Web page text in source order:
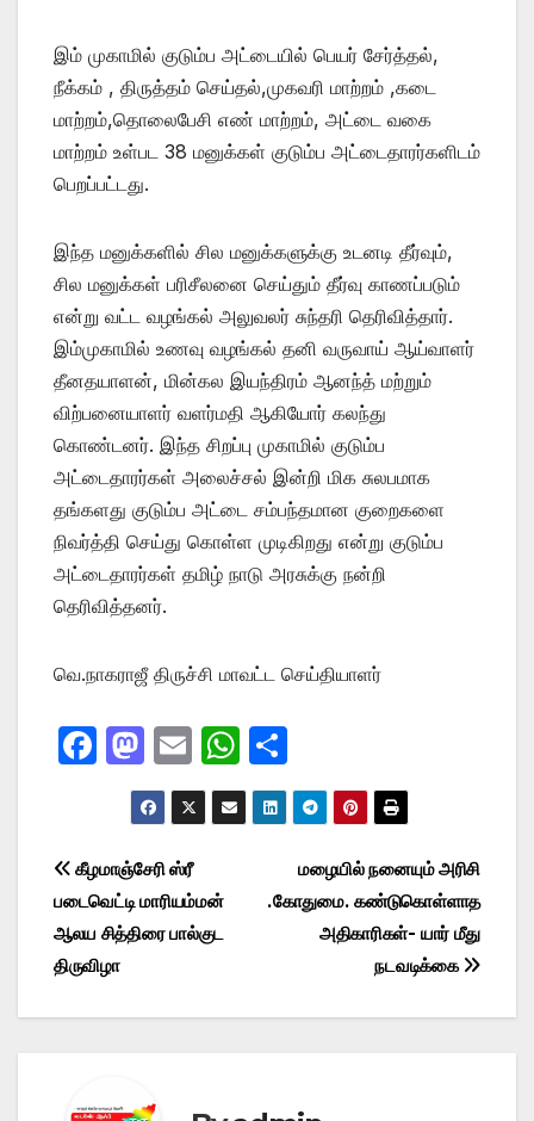
இம் முகாமில் குடும்ப அட்டையில் பெயர் சேர்த்தல்,
நீக்கம் , திருத்தம் செய்தல்,முகவரி மாற்றம் ,கடை
மாற்றம்,தொலைபேசி எண் மாற்றம், அட்டை வகை
மாற்றம் உள்பட 38 மனுக்கள் குடும்ப அட்டைதாரர்களிடம்
பெறப்பட்டது.
இந்த மனுக்களில் சில மனுக்களுக்கு உடனடி தீர்வும்,
சில மனுக்கள் பரிசீலனை செய்தும் தீர்வு காணப்படும்
என்று வட்ட வழங்கல் அலுவலர் சுந்தரி தெரிவித்தார்.
இம்முகாமில் உணவு வழங்கல் தனி வருவாய் ஆய்வாளர்
தீனதயாளன், மின்கல இயந்திரம் ஆனந்த் மற்றும்
விற்பனையாளர் வளர்மதி ஆகியோர் கலந்து
கொண்டனர். இந்த சிறப்பு முகாமில் குடும்ப
அட்டைதாரர்கள் அலைச்சல் இன்றி மிக சுலபமாக
தங்களது குடும்ப அட்டை சம்பந்தமான குறைகளை
நிவர்த்தி செய்து கொள்ள முடிகிறது என்று குடும்ப
அட்டைதாரர்கள் தமிழ் நாடு அரசுக்கு நன்றி
தெரிவித்தனர்.
வெ.நாகராஜீ திருச்சி மாவட்ட செய்தியாளர்
F
e
b
o
o
k
M
a
st
o
d
o
E
m
ail
W
h
at
h
ar
e
Post
navigation
மழையில் நனையும் அரிசி
.கோதுமை. கண்டுகொள்ளாத
அதிகாரிகள்- யார் மீது
நடவடிக்கை
கீழமாஞ்சேரி ஸ்ரீ
படைவெட்டி மாரியம்மன்
ஆலய சித்திரை பால்குட
திருவிழா